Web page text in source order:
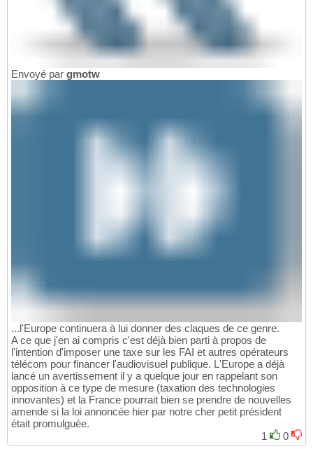
Envoyé par gmotw
...l'Europe continuera à lui donner des claques de ce genre.
A ce que j'en ai compris c'est déjà bien parti à propos de
l'intention d'imposer une taxe sur les FAI et autres opérateurs
télécom pour financer l'audiovisuel publique. L'Europe a déjà
lancé un avertissement il y a quelque jour en rappelant son
opposition à ce type de mesure (taxation des technologies
innovantes) et la France pourrait bien se prendre de nouvelles
amende si la loi annoncée hier par notre cher petit président
était promulguée.
1
0